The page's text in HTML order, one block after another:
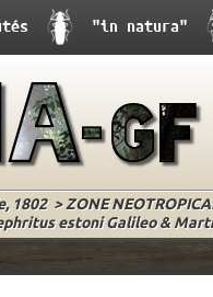
"in natura"
1802>ZONE
estoni Galileo &